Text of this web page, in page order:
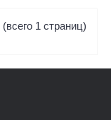
1 страниц)